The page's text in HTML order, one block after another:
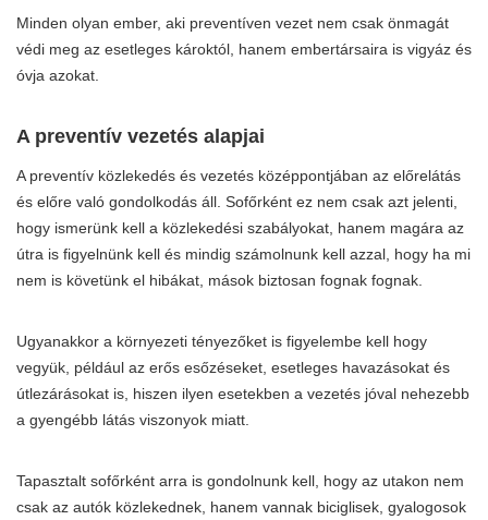
Minden olyan ember, aki preventíven vezet nem csak önmagát
védi meg az esetleges károktól, hanem embertársaira is vigyáz és
óvja azokat.
A preventív vezetés alapjai
A preventív közlekedés és vezetés középpontjában az előrelátás
és előre való gondolkodás áll. Sofőrként ez nem csak azt jelenti,
hogy ismerünk kell a közlekedési szabályokat, hanem magára az
útra is figyelnünk kell és mindig számolnunk kell azzal, hogy ha mi
nem is követünk el hibákat, mások biztosan fognak fognak.
Ugyanakkor a környezeti tényezőket is figyelembe kell hogy
vegyük, például az erős esőzéseket, esetleges havazásokat és
útlezárásokat is, hiszen ilyen esetekben a vezetés jóval nehezebb
a gyengébb látás viszonyok miatt.
Tapasztalt sofőrként arra is gondolnunk kell, hogy az utakon nem
csak az autók közlekednek, hanem vannak biciglisek, gyalogosok